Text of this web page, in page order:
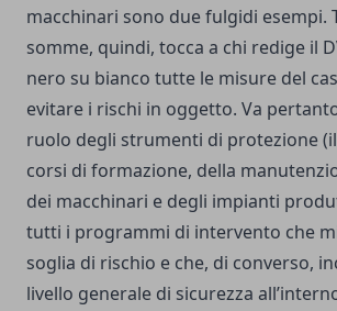
macchinari sono due fulgidi esempi.
somme, quindi, tocca a chi redige il
nero su bianco tutte le misure del
evitare i rischi in oggetto. Va
ruolo degli strumenti di protezione (il
corsi di formazione, della
dei macchinari e degli impianti
tutti i programmi di intervento che
soglia di rischio e che, di converso,
livello generale di sicurezza